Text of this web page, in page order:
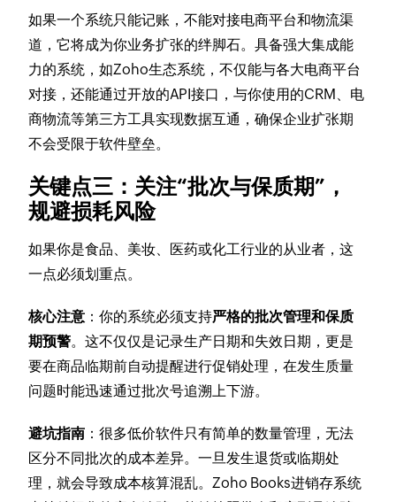
如果一个系统只能记账，不能对接电商平台和物流渠
道，它将成为你业务扩张的绊脚石。具备强大集成能
力的系统，如Zoho生态系统，不仅能与各大电商平台
对接，还能通过开放的API接口，与你使用的CRM、电
商物流等第三方工具实现数据互通，确保企业扩张期
不会受限于软件壁垒。
关键点三：关注“批次与保质期”，
规避损耗风险
如果你是食品、美妆、医药或化工行业的从业者，这
一点必须划重点。
核心注意 ：你的系统必须支持严格的批次管理和保质
期预警。这不仅仅是记录生产日期和失效日期，更是
要在商品临期前自动提醒进行促销处理，在发生质量
问题时能迅速通过批次号追溯上下游。
避坑指南 ：很多低价软件只有简单的数量管理，无法
区分不同批次的成本差异。一旦发生退货或临期处
理，就会导致成本核算混乱。Zoho Books进销存系统